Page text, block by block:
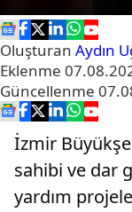
Oluşturan Aydın
Eklenme
Güncellenme
İzmir
sahibi ve dar
yardım